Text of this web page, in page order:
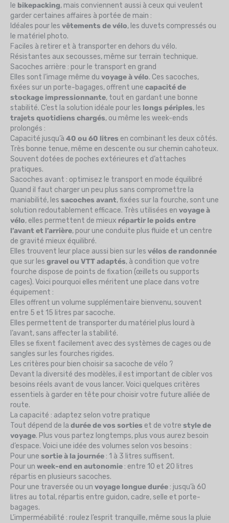
le bikepacking, mais conviennent aussi à ceux qui veulent
garder certaines affaires à portée de main :
Idéales pour les vêtements de vélo, les duvets compressés ou
le matériel photo.
Faciles à retirer et à transporter en dehors du vélo.
Résistantes aux secousses, même sur terrain technique.
Sacoches arrière : pour le transport en grand
Elles sont l’image même du voyage à vélo. Ces sacoches,
fixées sur un porte-bagages, offrent une capacité de
stockage impressionnante, tout en gardant une bonne
stabilité. C’est la solution idéale pour les longs périples, les
trajets quotidiens chargés, ou même les week-ends
prolongés :
Capacité jusqu’à 40 ou 60 litres en combinant les deux côtés.
Très bonne tenue, même en descente ou sur chemin cahoteux.
Souvent dotées de poches extérieures et d’attaches
pratiques.
Sacoches avant : optimisez le transport en mode équilibré
Quand il faut charger un peu plus sans compromettre la
maniabilité, les sacoches avant, fixées sur la fourche, sont une
solution redoutablement efficace. Très utilisées en voyage à
vélo, elles permettent de mieux répartir le poids entre
l’avant et l’arrière, pour une conduite plus fluide et un centre
de gravité mieux équilibré.
Elles trouvent leur place aussi bien sur les vélos de randonnée
que sur les gravel ou VTT adaptés, à condition que votre
fourche dispose de points de fixation (œillets ou supports
cages). Voici pourquoi elles méritent une place dans votre
équipement :
Elles offrent un volume supplémentaire bienvenu, souvent
entre 5 et 15 litres par sacoche.
Elles permettent de transporter du matériel plus lourd à
l’avant, sans affecter la stabilité.
Elles se fixent facilement avec des systèmes de cages ou de
sangles sur les fourches rigides.
Les critères pour bien choisir sa sacoche de vélo ?
Devant la diversité des modèles, il est important de cibler vos
besoins réels avant de vous lancer. Voici quelques critères
essentiels à garder en tête pour choisir votre future alliée de
route.
La capacité : adaptez selon votre pratique
Tout dépend de la durée de vos sorties et de votre style de
voyage. Plus vous partez longtemps, plus vous aurez besoin
d’espace. Voici une idée des volumes selon vos besoins :
Pour une sortie à la journée : 1 à 3 litres suffisent.
Pour un week-end en autonomie : entre 10 et 20 litres
répartis en plusieurs sacoches.
Pour une traversée ou un voyage longue durée : jusqu’à 60
litres au total, répartis entre guidon, cadre, selle et porte-
bagages.
L’imperméabilité : roulez l’esprit tranquille, même sous la pluie